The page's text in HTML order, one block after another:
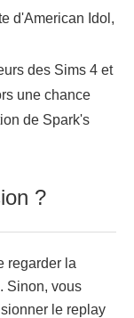
d'American Idol,
des Sims 4 et
une chance
de Spark's
?
regarder la
Sinon, vous
le replay